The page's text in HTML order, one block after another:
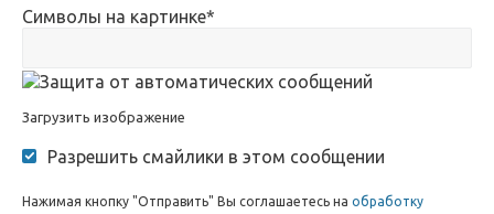
Символы на картинке*
Загрузить изображение
Разрешить смайлики в этом сообщении
Нажимая кнопку "Отправить" Вы соглашаетесь на обработку